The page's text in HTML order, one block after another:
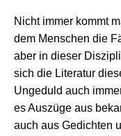
Nicht immer kommt
dem Menschen die
aber in dieser
sich die Literatur
Ungeduld auch
es Auszüge aus
auch aus Gedichten